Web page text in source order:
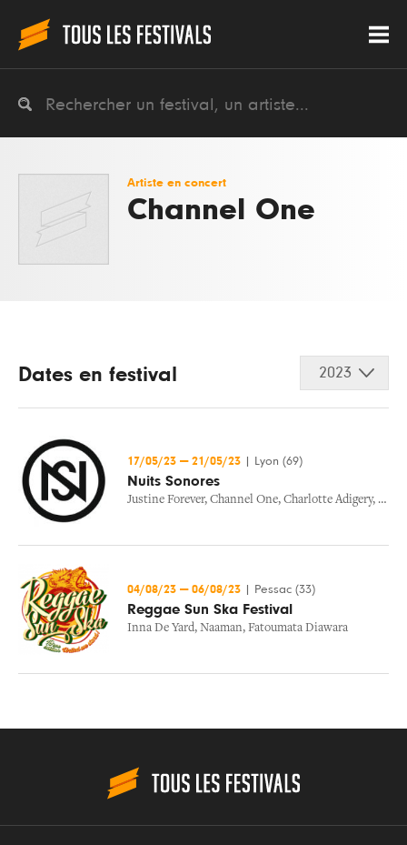
Artiste en concert
Channel One
Dates en festival 2023
17/05/23 — 21/05/23 Lyon (69)
Nuits Sonores
Justine Forever, Channel One, Charlotte Adigery,
04/08/23 — 06/08/23 Pessac (33)
Reggae Sun Ska Festival
Inna De Yard, Naaman, Fatoumata Diawara